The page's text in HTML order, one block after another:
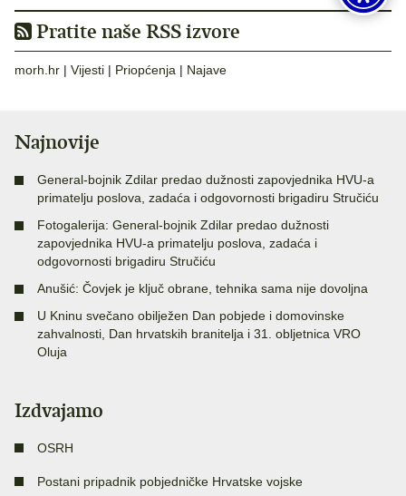
Pratite naše RSS izvore
morh.hr | Vijesti | Priopćenja | Najave
Najnovije
General-bojnik Zdilar predao dužnosti zapovjednika HVU-a
primatelju poslova, zadaća i odgovornosti brigadiru Stručiću
Fotogalerija: General-bojnik Zdilar predao dužnosti
zapovjednika HVU-a primatelju poslova, zadaća i
odgovornosti brigadiru Stručiću
Anušić: Čovjek je ključ obrane, tehnika sama nije dovoljna
U Kninu svečano obilježen Dan pobjede i domovinske
zahvalnosti, Dan hrvatskih branitelja i 31. obljetnica VRO
Oluja
Izdvajamo
OSRH
Postani pripadnik pobjedničke Hrvatske vojske